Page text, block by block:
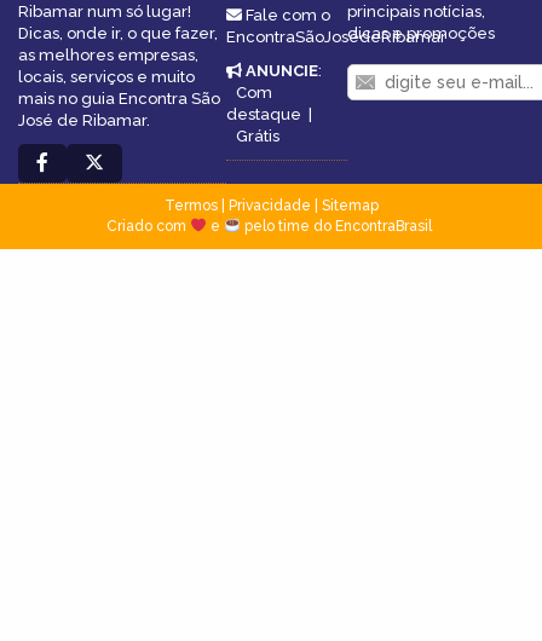
Ribamar num só lugar!
Dicas, onde ir, o que fazer,
as melhores empresas,
locais, serviços e muito
mais no guia Encontra São
José de Ribamar.
Fale com o
EncontraSãoJosédeRibamar
ANUNCIE:
Com
destaque |
Grátis
principais notícias,
dicas e promoções
Termos| Privacidade
Sitemap
Criado com
e pelo time do EncontraBrasil